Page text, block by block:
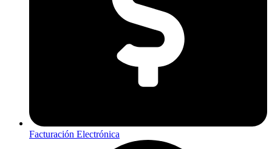
Facturación Electrónica